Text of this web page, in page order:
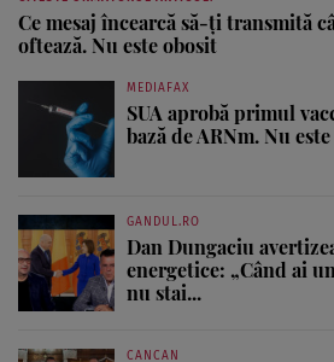
Ce mesaj încearcă să-ți transmită
oftează. Nu este obosit
MEDIAFAX
SUA aprobă primul
bază de ARNm. Nu
GANDUL.RO
Dan Dungaciu
energetice: „Când ai
nu stai...
CANCAN